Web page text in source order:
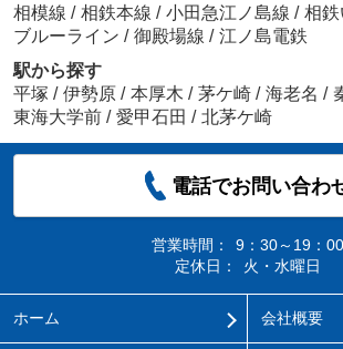
相模線 / 相鉄本線 / 小田急江ノ島線 / 相鉄
ブルーライン / 御殿場線 / 江ノ島電鉄
駅から探す
平塚 / 伊勢原 / 本厚木 / 茅ケ崎 / 海老名 /
東海大学前 / 愛甲石田 / 北茅ケ崎
電話でお問い合わ
営業時間：
9：30～19：00
定休日：
火・水曜日
ホーム 会社概要